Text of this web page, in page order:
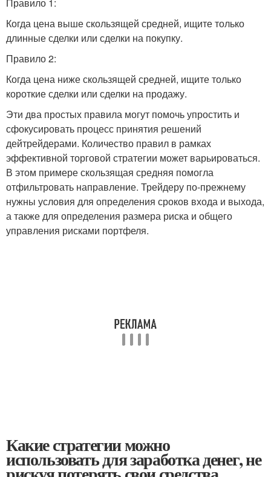
Когда цена выше скользящей средней, ищите только
длинные сделки или сделки на покупку.
Правило 2:
Когда цена ниже скользящей средней, ищите только
короткие сделки или сделки на продажу.
Эти два простых правила могут помочь упростить и
сфокусировать процесс принятия решений
дейтрейдерами. Количество правил в рамках
эффективной торговой стратегии может варьироваться.
В этом примере скользящая средняя помогла
отфильтровать направление. Трейдеру по-прежнему
нужны условия для определения сроков входа и выхода,
а также для определения размера риска и общего
управления рисками портфеля.
Какие стратегии можно
использовать для заработка денег, не